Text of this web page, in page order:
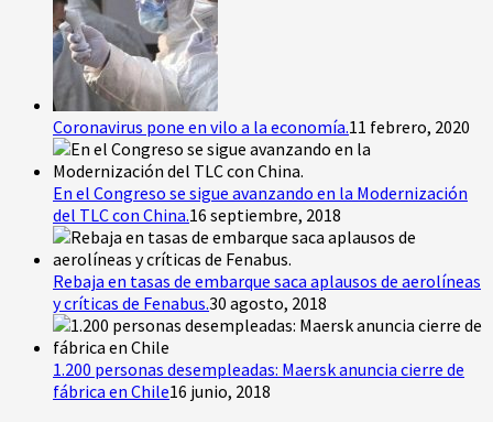
Coronavirus pone en vilo a la economía.11 febrero, 2020
En el Congreso se sigue avanzando en la Modernización
del TLC con China.16 septiembre, 2018
Rebaja en tasas de embarque saca aplausos de aerolíneas
y críticas de Fenabus.30 agosto, 2018
1.200 personas desempleadas: Maersk anuncia cierre de
fábrica en Chile16 junio, 2018